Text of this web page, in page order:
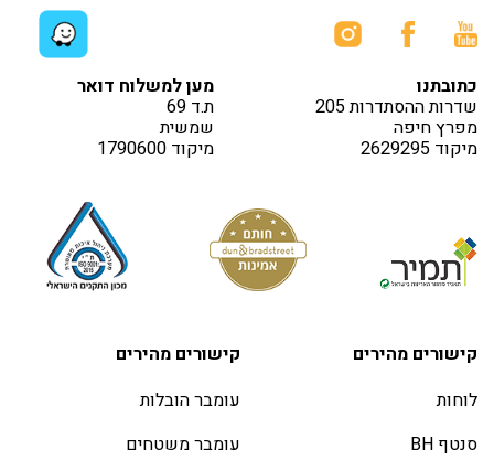
כתובתנו
שדרות ההסתדרות 205
מפרץ חיפה
מיקוד 2629295
מען למשלוח דואר
ת.ד 69
שמשית
מיקוד 1790600
קישורים מהירים
לוחות
סנטף BH
קישורים מהירים
עומבר הובלות
עומבר משטחים